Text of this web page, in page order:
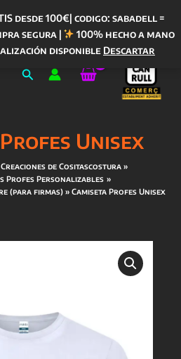
desde 100€| codigo: sabadell =
segura |
100% hecho a mano
disponible Descartar
Buscar
Unisex
Creaciones de Cositascostura
Profes Personalizables
(para firmas)
Camiseta Profes Unisex